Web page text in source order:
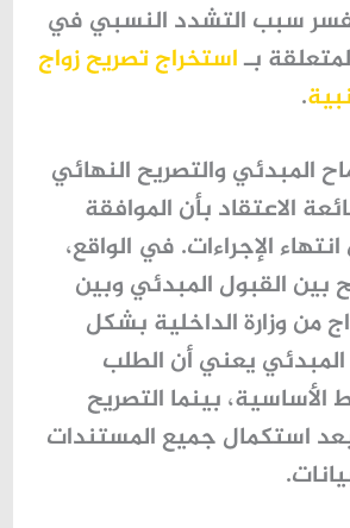
سبب التشدد النسبي في
بـاستخراج تصريح زواج
.
المبدئي والتصريح النهائي
الاعتقاد بأن الموافقة
الإجراءات. في الواقع،
القبول المبدئي وبين
من وزارة الداخلية بشكل
يعني أن الطلب
بينما التصريح
استكمال جميع المستندات